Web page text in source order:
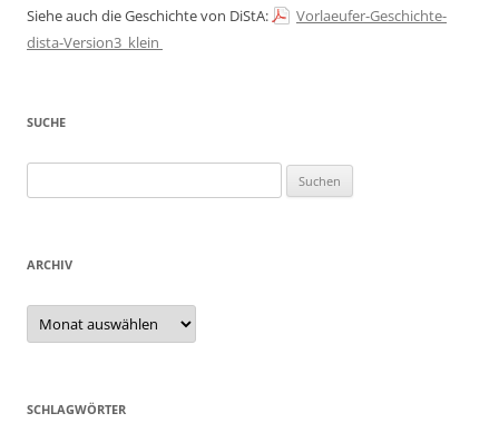
Siehe auch die Geschichte von DiStA:
Vorlaeufer-Geschichte-
dista-Version3_klein
SUCHE
nach:
ARCHIV
Archiv
SCHLAGWÖRTER